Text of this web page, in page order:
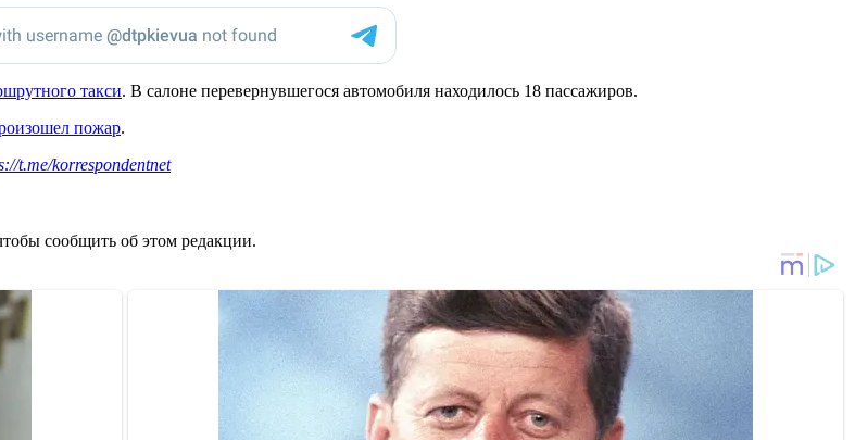
такси. В салоне перевернувшегося автомобиля находилось 18 пассажиров.
пожар.
t.me/korrespondentnet
сообщить об этом редакции.